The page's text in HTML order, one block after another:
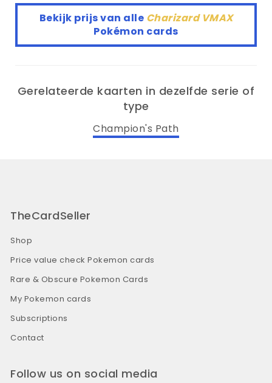
Bekijk prijs van alle Charizard VMAX
Pokémon cards
Gerelateerde kaarten in dezelfde serie of
type
Champion's Path
TheCardSeller
Shop
Price value check Pokemon cards
Rare & Obscure Pokemon Cards
My Pokemon cards
Subscriptions
Contact
Follow us on social media